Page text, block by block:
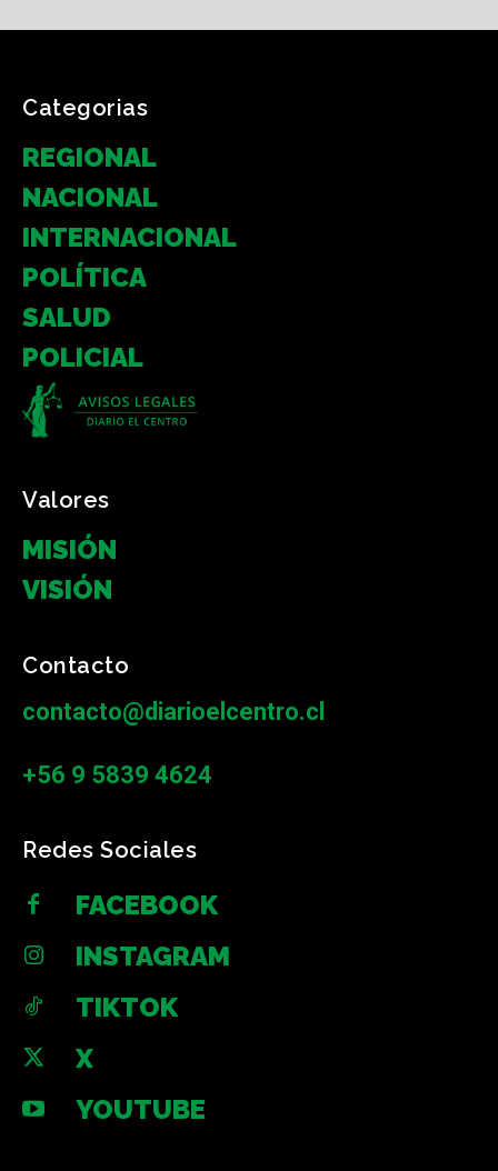
Categorias
REGIONAL
NACIONAL
INTERNACIONAL
POLÍTICA
SALUD
POLICIAL
Valores
MISIÓN
VISIÓN
Contacto
contacto@diarioelcentro.cl
+56 9 5839 4624
Redes Sociales
FACEBOOK
INSTAGRAM
TIKTOK
X
YOUTUBE